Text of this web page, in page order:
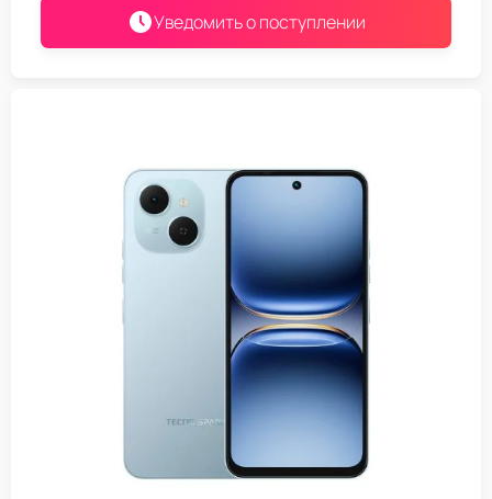
Уведомить о поступлении